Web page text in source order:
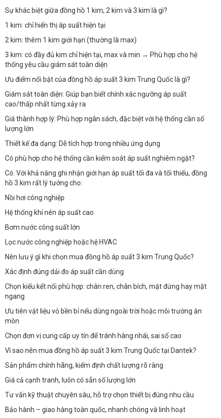
Sự khác biệt giữa đồng hồ 1 kim, 2 kim và 3 kim là gì?
1 kim: chỉ hiển thị áp suất hiện tại
2 kim: thêm 1 kim giới hạn (thường là max)
3 kim: có đầy đủ kim chỉ hiện tại, max và min → Phù hợp cho hệ
thống yêu cầu giám sát toàn diện
Ưu điểm nổi bật của đồng hồ áp suất 3 kim Trung Quốc là gì?
Giám sát toàn diện: Giúp bạn biết chính xác ngưỡng áp suất
cao/thấp nhất từng xảy ra
Giá thành hợp lý: Phù hợp ngân sách, đặc biệt với hệ thống cần số
lượng lớn
Thiết kế đa dạng: Dễ tích hợp trong nhiều ứng dụng
Có phù hợp cho hệ thống cần kiểm soát áp suất nghiêm ngặt?
Có. Với khả năng ghi nhận giới hạn áp suất tối đa và tối thiểu, đồng
hồ 3 kim rất lý tưởng cho:
Nồi hơi công nghiệp
Hệ thống khí nén áp suất cao
Bơm nước công suất lớn
Lọc nước công nghiệp hoặc hệ HVAC
Nên lưu ý gì khi chọn mua đồng hồ áp suất 3 kim Trung Quốc?
Xác định đúng dải đo áp suất cần dùng
Chọn kiểu kết nối phù hợp: chân ren, chân bích, mặt đứng hay mặt
ngang
Ưu tiên vật liệu vỏ bền bỉ nếu dùng ngoài trời hoặc môi trường ăn
mòn
Chọn đơn vị cung cấp uy tín để tránh hàng nhái, sai số cao
Vì sao nên mua đồng hồ áp suất 3 kim Trung Quốc tại Dantek?
Sản phẩm chính hãng, kiểm định chất lượng rõ ràng
Giá cả cạnh tranh, luôn có sẵn số lượng lớn
Tư vấn kỹ thuật chuyên sâu, hỗ trợ chọn thiết bị đúng nhu cầu
Bảo hành – giao hàng toàn quốc, nhanh chóng và linh hoạt